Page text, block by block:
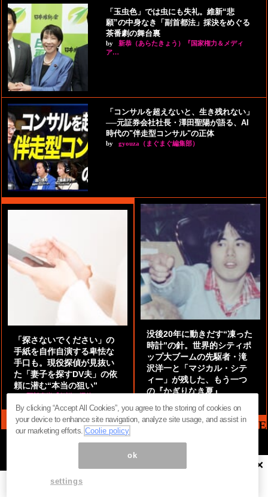
「玉虫色」では虫にも失礼。維新“悲
願”の中身なき「副首都法」採決をめぐる
茶番劇の舞台裏
by
新恭（あらたきょう）『国家権力＆メディ
ア…
「コンサルを超えないと、生き残れない」
──元証券会社社長・澤田聖陽が語る、AI
時代の"伴走型コンサル"の正体
by gyouza（まぐまぐ編集部）
「探さないでください」の
手紙を自作自演する卑怯な
手口も。現役探偵が見抜い
た「妻子を探すDV夫」の依
頼に潜む“本当の狙い”
by 阿部泰尚『伝説の探偵』
没後20年に動きだす“凍った
時計”の針。世界的シティポ
ップ大ブームの先駆者・滝
沢洋一と「マジカル・シテ
ィー」が残した、もう一つ
の『かぎりなき夏』
MAG2 NEWS HEADLINE
ページ内の商標は全て商標権者に属します。無断転載を禁じます。 ©
まぐまぐ！
×
By clicking “Accept All Cookies”, you agree to the storing of cookies on
your device to enhance site navigation, analyze site usage, and assist in
our marketing efforts.Coolie policy
ok
settings